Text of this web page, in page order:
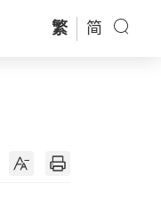
繁 简